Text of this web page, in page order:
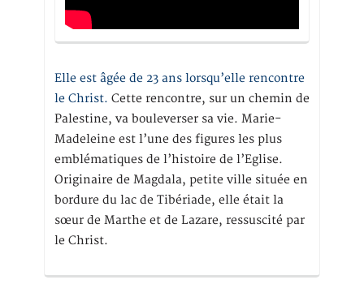
Elle est âgée de 23 ans lorsqu’elle rencontre
le Christ. Cette rencontre, sur un chemin de
Palestine, va bouleverser sa vie. Marie-
Madeleine est l’une des figures les plus
emblématiques de l’histoire de l’Eglise.
Originaire de Magdala, petite ville située en
bordure du lac de Tibériade, elle était la
sœur de Marthe et de Lazare, ressuscité par
le Christ.